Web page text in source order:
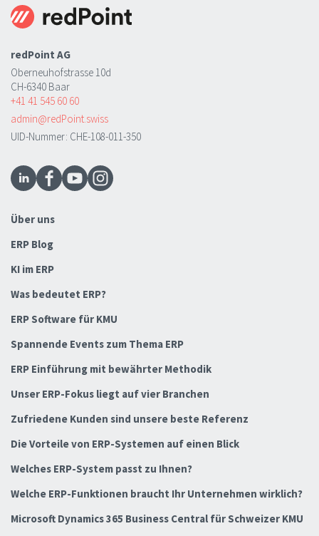
redPoint AG
Oberneuhofstrasse 10d
CH-6340 Baar
+41 41 545 60 60
admin@redPoint.swiss
UID-Nummer: CHE-108-011-350
Über uns
ERP Blog
KI im ERP
Was bedeutet ERP?
ERP Software für KMU
Spannende Events zum Thema ERP
ERP Einführung mit bewährter Methodik
Unser ERP-Fokus liegt auf vier Branchen
Zufriedene Kunden sind unsere beste Referenz
Die Vorteile von ERP-Systemen auf einen Blick
Welches ERP-System passt zu Ihnen?
Welche ERP-Funktionen braucht Ihr Unternehmen wirklich?
Microsoft Dynamics 365 Business Central für Schweizer KMU